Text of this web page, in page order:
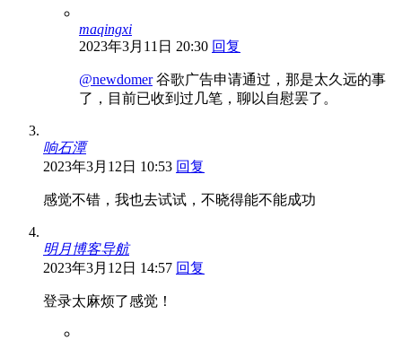
maqingxi
2023年3月11日 20:30 回复
@newdomer谷歌广告申请通过，那是太久远的事
了，目前已收到过几笔，聊以自慰罢了。
响石潭
2023年3月12日 10:53 回复
感觉不错，我也去试试，不晓得能不能成功
明月博客导航
2023年3月12日 14:57 回复
登录太麻烦了感觉！